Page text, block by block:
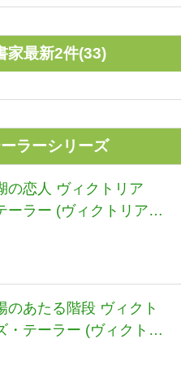
家最新2件(33)
ラーシリーズ
の恋人 ヴィクトリア
ーラー (ヴィクトリア
ーラーシリーズ) (コバル
のあたる階段 ヴィクト
・テーラー (ヴィクトリ
テーラーシリーズ) (コバ